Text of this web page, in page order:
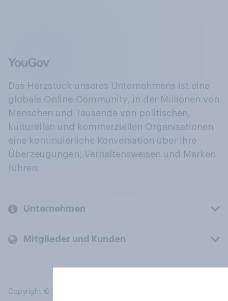
Das Herzstück unseres Unternehmens ist eine
globale Online-Community, in der Millionen von
Menschen und Tausende von politischen,
kulturellen und kommerziellen Organisationen
eine kontinuierliche Konversation über ihre
Überzeugungen, Verhaltensweisen und Marken
führen.
Unternehmen
Mitglieder und Kunden
Copyright © 2026 YouGov PLC. Alle Rechte vorbehalten.